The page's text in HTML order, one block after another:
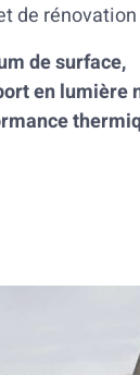
de rénovation
de surface,
en lumière